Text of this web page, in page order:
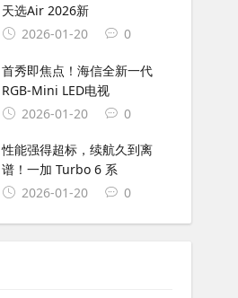
天选Air 2026新
2026-01-20
0
首秀即焦点！海信全新一代
RGB-Mini LED电视
2026-01-20
0
性能强得超标，续航久到离
谱！一加 Turbo 6 系
2026-01-20
0